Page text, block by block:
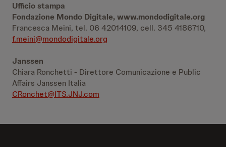
Ufficio stampa
Fondazione Mondo Digitale, www.mondodigitale.org
Francesca Meini, tel. 06 42014109, cell. 345 4186710,
f.meini@mondodigitale.org
Janssen
Chiara Ronchetti - Direttore Comunicazione e Public
Affairs Janssen Italia
CRonchet@ITS.JNJ.com